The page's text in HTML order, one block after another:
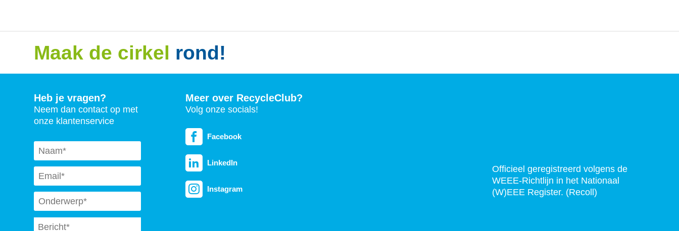
Maak de cirkel rond!
Heb je vragen?
Neem dan contact op met
onze klantenservice
Naam *
Email *
Subject *
Message *
Meer over RecycleClub?
Volg onze socials!
Facebook
LinkedIn
Instagram
Officieel geregistreerd volgens de
WEEE-Richtlijn in het Nationaal
(W)EEE Register. (Recoll)